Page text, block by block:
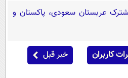
عربستان سعودی، پاکستان و
کاربران خبر قبل